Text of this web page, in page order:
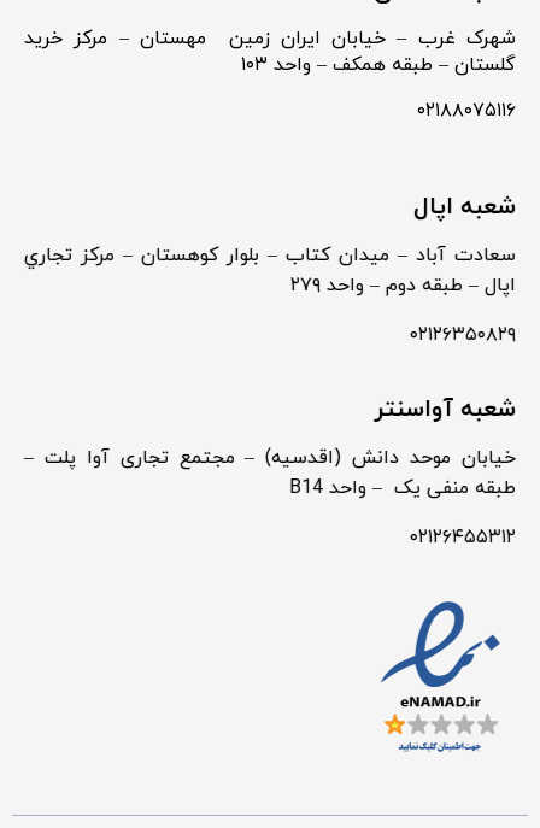
شهرک غرب – خیابان ایران زمین مهستان – مرکز خرید
گلستان – طبقه همکف – واحد ۱۰۳
۰۲۱۸۸۰۷۵۱۱۶
شعبه اپال
سعادت آباد – ميدان كتاب – بلوار كوهستان – مركز تجاري
اپال – طبقه دوم – واحد ۲۷۹
۰۲۱۲۶۳۵۰۸۲۹
شعبه آواسنتر
خیابان موحد دانش (اقدسیه) – مجتمع تجاری آوا پلت –
طبقه منفی یک – واحد B14
۰۲۱۲۶۴۵۵۳۱۲